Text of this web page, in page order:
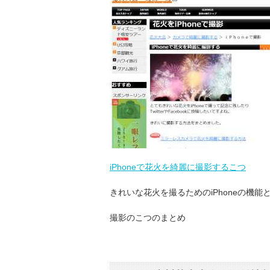
iPhoneで花火を綺麗に撮影するこつ
きれいな花火を撮るためのiPhoneの機能
撮影のこつのまとめ